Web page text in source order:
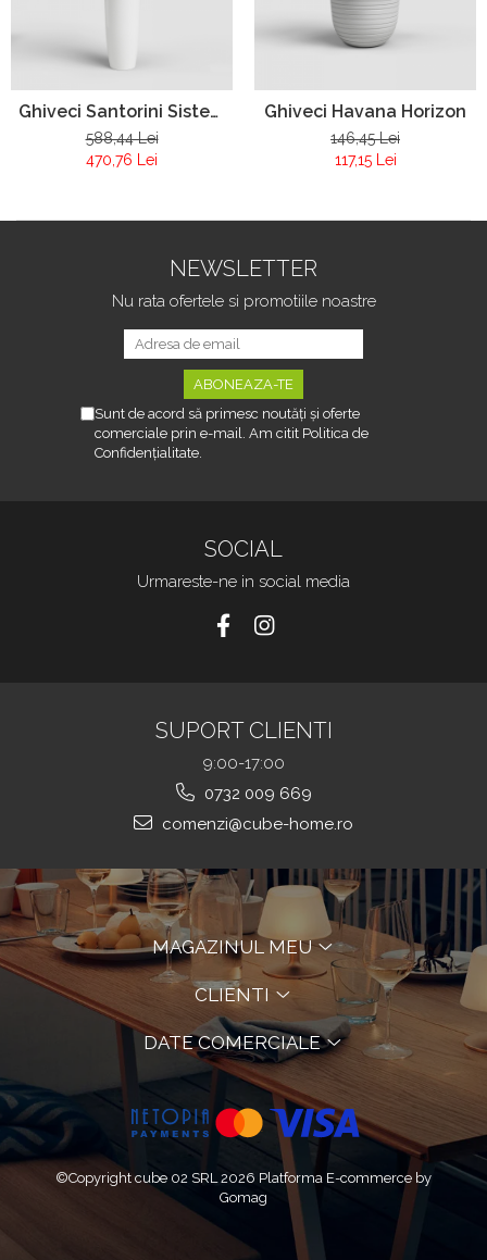
Ghiveci Santorini Sistem
auto-irigare
588,44 Lei
470,76 Lei
Ghiveci Havana Horizon
146,45 Lei
117,15 Lei
NEWSLETTER
Nu rata ofertele si promotiile noastre
Sunt de acord să primesc noutăți și oferte
comerciale prin e-mail. Am citit Politica de
Confidențialitate.
SOCIAL
Urmareste-ne in social media
SUPORT CLIENTI
9:00-17:00
0732 009 669
comenzi@cube-home.ro
MAGAZINUL MEU
CLIENTI
DATE COMERCIALE
©Copyright cube 02 SRL 2026 Platforma E-commerce by
Gomag